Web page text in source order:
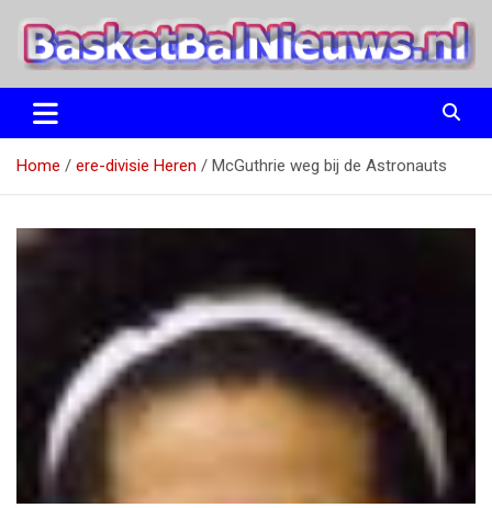
naar
BasketBalNieuws.nl
Etten
Home ere-divisie Heren McGuthrie weg bij de Astronauts